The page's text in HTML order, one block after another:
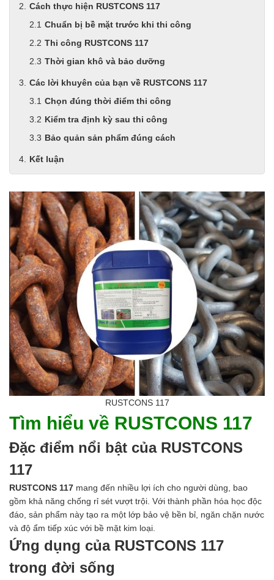
Cách thực hiện RUSTCONS 117
Chuẩn bị bề mặt trước khi thi công
Thi công RUSTCONS 117
Thời gian khô và bảo dưỡng
Các lời khuyên của bạn về RUSTCONS 117
Chọn đúng thời điểm thi công
Kiểm tra định kỳ sau thi công
Bảo quản sản phẩm đúng cách
Kết luận
RUSTCONS 117
Tìm hiểu về RUSTCONS 117
Đặc điểm nổi bật của RUSTCONS
117
RUSTCONS 117 mang đến nhiều lợi ích cho người dùng, bao
gồm khả năng chống rỉ sét vượt trội. Với thành phần hóa học độc
đáo, sản phẩm này tạo ra một lớp bảo vệ bền bỉ, ngăn chặn nước
và độ ẩm tiếp xúc với bề mặt kim loại.
Ứng dụng của RUSTCONS 117
trong đời sống